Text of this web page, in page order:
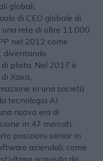
globali.
di CEO globale di
una rete di oltre 11.000
nel 2012 come
diventando
plista. Nel 2017 è
Xaxis,
in una società
tecnologia AI
nuova era di
in 47 mercati.
posizioni senior in
aziendali, come
acquisita da